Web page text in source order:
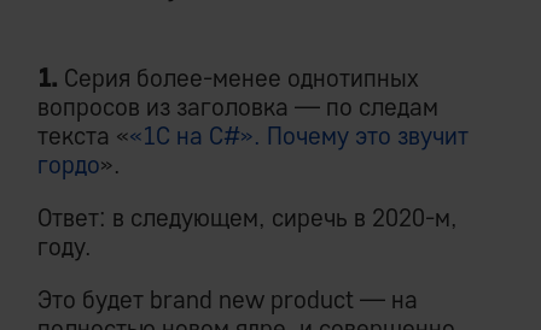
1. Серия более-менее однотипных
вопросов из заголовка — по следам
текста ««1C на C#». Почему это звучит
гордо».
Ответ: в следующем, сиречь в 2020-м,
году.
Это будет brand new product — на